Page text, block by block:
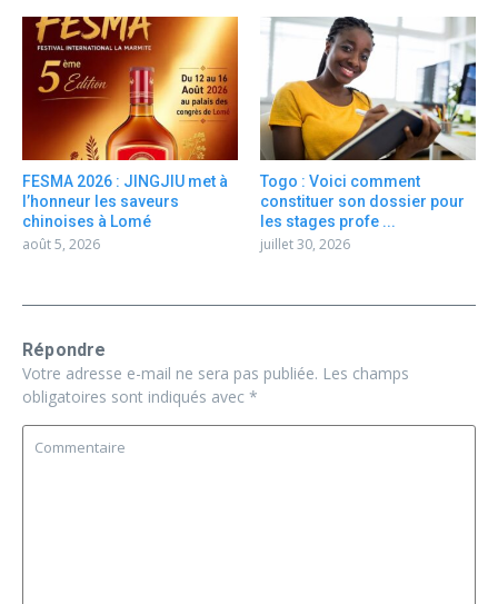
FESMA 2026 : JINGJIU met à
l’honneur les saveurs
chinoises à Lomé
août 5, 2026
Togo : Voici comment
constituer son dossier pour
les stages profe ...
juillet 30, 2026
Répondre
Votre adresse e-mail ne sera pas publiée. Les champs
obligatoires sont indiqués avec *